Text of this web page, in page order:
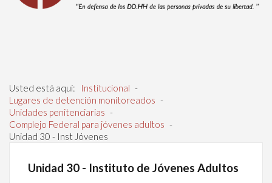
Usted está aquí: Institucional -
Lugares de detención monitoreados -
Unidades penitenciarias -
Complejo Federal para jóvenes adultos -
Unidad 30 - Inst Jóvenes
Unidad 30 - Instituto de Jóvenes Adultos